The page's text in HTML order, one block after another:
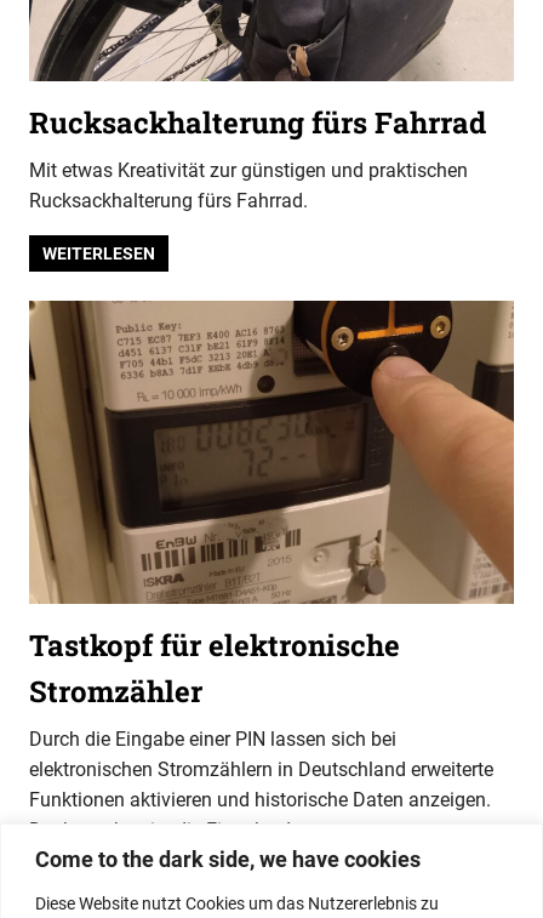
Come to the dark side, we have cookies
Diese Website nutzt Cookies um das Nutzererlebnis zu
Rucksackhalterung fürs Fahrrad
Mit etwas Kreativität zur günstigen und praktischen
Rucksackhalterung fürs Fahrrad.
WEITERLESEN
Tastkopf für elektronische
Stromzähler
Durch die Eingabe einer PIN lassen sich bei
elektronischen Stromzählern in Deutschland erweiterte
Funktionen aktivieren und historische Daten anzeigen.
Doch wer bereits die Eingabe der